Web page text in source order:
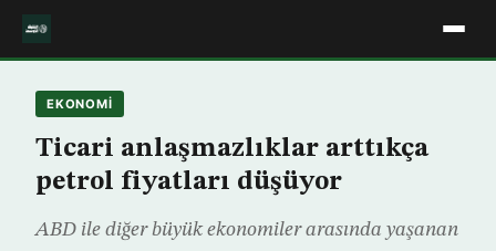
EKONOMİ
Ticari anlaşmazlıklar arttıkça
petrol fiyatları düşüyor
ABD ile diğer büyük ekonomiler arasında yaşanan